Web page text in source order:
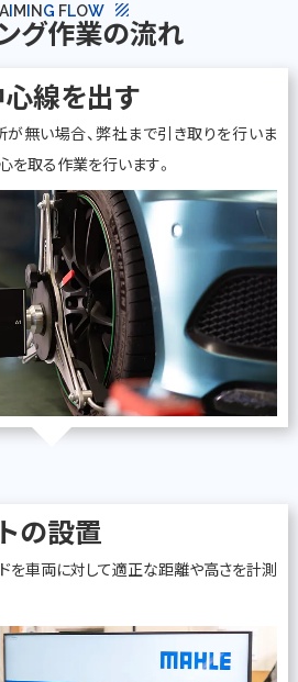
AI M N G FLOW texture
グ作業の流れ
線を出す
無い場合、弊社まで引き取りを行いま
を取る作業を行います。
の設置
を車両に対して適正な距離や高さを計測